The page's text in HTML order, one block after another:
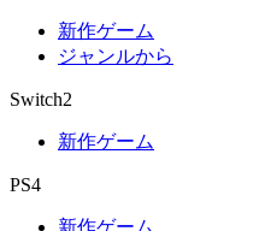
新作ゲーム
ジャンルから
Switch2
新作ゲーム
PS4
新作ゲーム